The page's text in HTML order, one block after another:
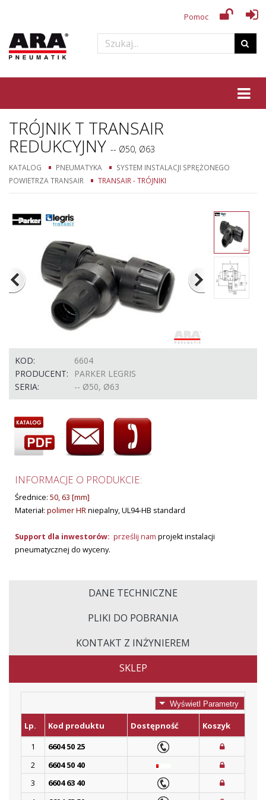
Pomoc
TRÓJNIK T TRANSAIR
REDUKCYJNY -- Ø50, Ø63
KATALOG PNEUMATYKA
SYSTEM INSTALACJI SPRĘŻONEGO
POWIETRZA TRANSAIR
TRANSAIR - TRÓJNIKI
KOD:
6604
PRODUCENT:
PARKER LEGRIS
SERIA:
-- Ø50, Ø63
INFORMACJE O PRODUKCIE:
Średnice: 50, 63 [mm]
Materiał: polimer HRniepalny, UL94-HB standard
Support dla inwestorów: prześlij nam projekt instalacji
pneumatycznej do wyceny.
DANE TECHNICZNE
PLIKI DO POBRANIA
KONTAKT Z INŻYNIEREM
SKLEP
Wyświetl Parametry
Lp. Kod produktu Dostępność
Koszyk
1
6604 50 25
2
6604 50 40
3
6604 63 40